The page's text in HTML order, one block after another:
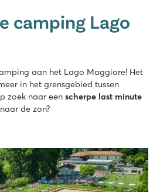
camping Lago
aan het Lago Maggiore! Het
in het grensgebied tussen
zoek naar een scherpe last minute
de zon?